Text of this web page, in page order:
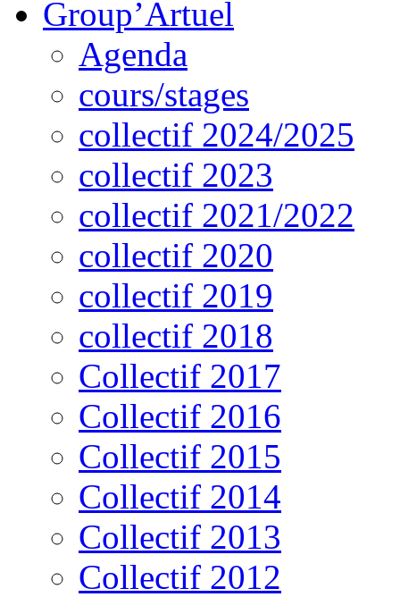
Group’Artuel
Agenda
cours/stages
collectif 2024/2025
collectif 2023
collectif 2021/2022
collectif 2020
collectif 2019
collectif 2018
Collectif 2017
Collectif 2016
Collectif 2015
Collectif 2014
Collectif 2013
Collectif 2012